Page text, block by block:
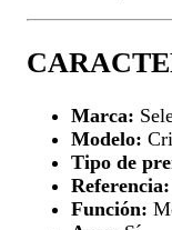
Marca:
Modelo:
Tipo de
Referencia:
Función: